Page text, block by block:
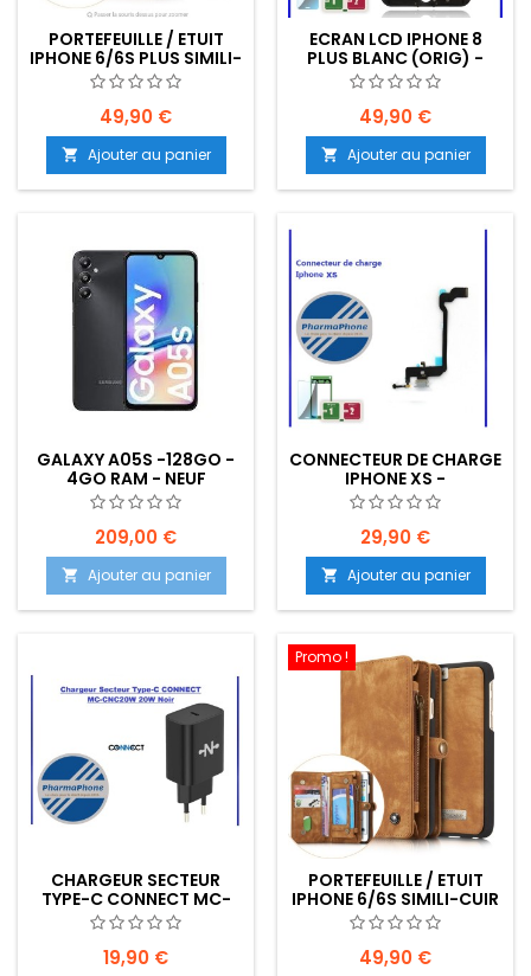
PORTEFEUILLE / ETUIT
IPHONE 6/6S PLUS SIMILI-
CUIR MARRON
49,90 €
 Ajouter au panier
ECRAN LCD IPHONE 8
PLUS BLANC (ORIG) -
EMPLACEMENT: Z02-
R02-E01
49,90 €
 Ajouter au panier
GALAXY A05S -128GO -
4GO RAM - NEUF
209,00 €
 Ajouter au panier
CONNECTEUR DE CHARGE
IPHONE XS -
EMPLACEMENT: Z02-R15-
E28
29,90 €
 Ajouter au panier
CHARGEUR SECTEUR
TYPE-C CONNECT MC-
CNC20W 20W NOIR -
EMPLACEMENT: Z02-
B100-E02
19,90 €
Promo !
PORTEFEUILLE / ETUIT
IPHONE 6/6S SIMILI-CUIR
MARRON CLAIRE
49,90 €